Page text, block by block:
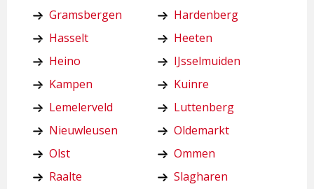
Gramsbergen
Hardenberg
Hasselt
Heeten
Heino
IJsselmuiden
Kampen
Kuinre
Lemelerveld
Luttenberg
Nieuwleusen
Oldemarkt
Olst
Ommen
Raalte
Slagharen